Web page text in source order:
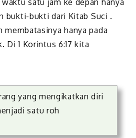
satu jam ke depan hanya
bukti-bukti dari Kitab Suci .
membatasinya hanya pada
Di 1 Korintus 6:17 kita
yang mengikatkan diri
satu roh